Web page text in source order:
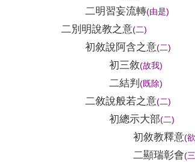
二明習妄流轉(由是)
二別明說教之意(二)
初敘說阿含之意(二)
初三敘(故我)
二結判 (既除)
二敘說般若之意(二)
初總示大部(二)
初敘教釋意(
二顯瑞彰會(